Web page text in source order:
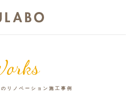
リノベーション施工事例